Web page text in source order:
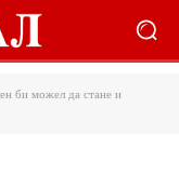
би можел да стане и